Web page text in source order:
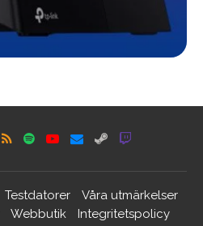
Testdatorer
Våra utmärkelser
Webbutik Integritetspolicy